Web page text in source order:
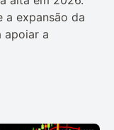
a expansão da
apoiar a